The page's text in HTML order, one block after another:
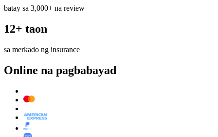
batay sa 3,000+ na review
12+ taon
sa merkado ng insurance
Online na pagbabayad